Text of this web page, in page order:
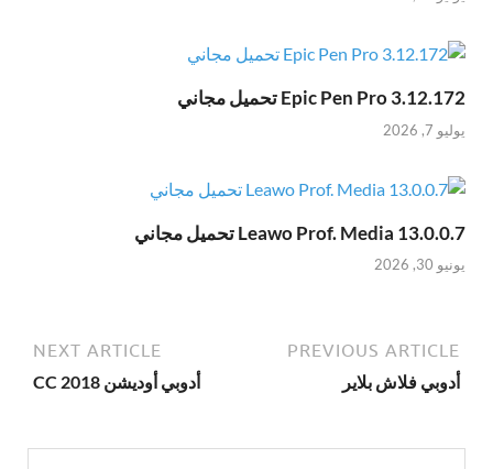
Epic Pen Pro 3.12.172 تحميل مجاني
يوليو 7, 2026
Leawo Prof. Media 13.0.0.7 تحميل مجاني
يونيو 30, 2026
PREVIOUS ARTICLE
أدوبي فلاش بلاير
NEXT ARTICLE
أدوبي أوديشن CC 2018